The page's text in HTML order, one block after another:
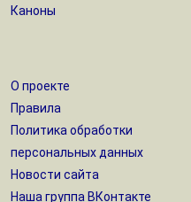
Каноны
О проекте
Правила
Политика обработки
персональных данных
Новости сайта
Наша группа ВКонтакте